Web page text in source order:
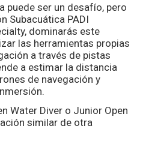
puede ser un desafío, pero
Subacuática PADI
dominarás este
las herramientas propias
a través de pistas
a estimar la distancia
de navegación y
Water Diver o Junior Open
similar de otra